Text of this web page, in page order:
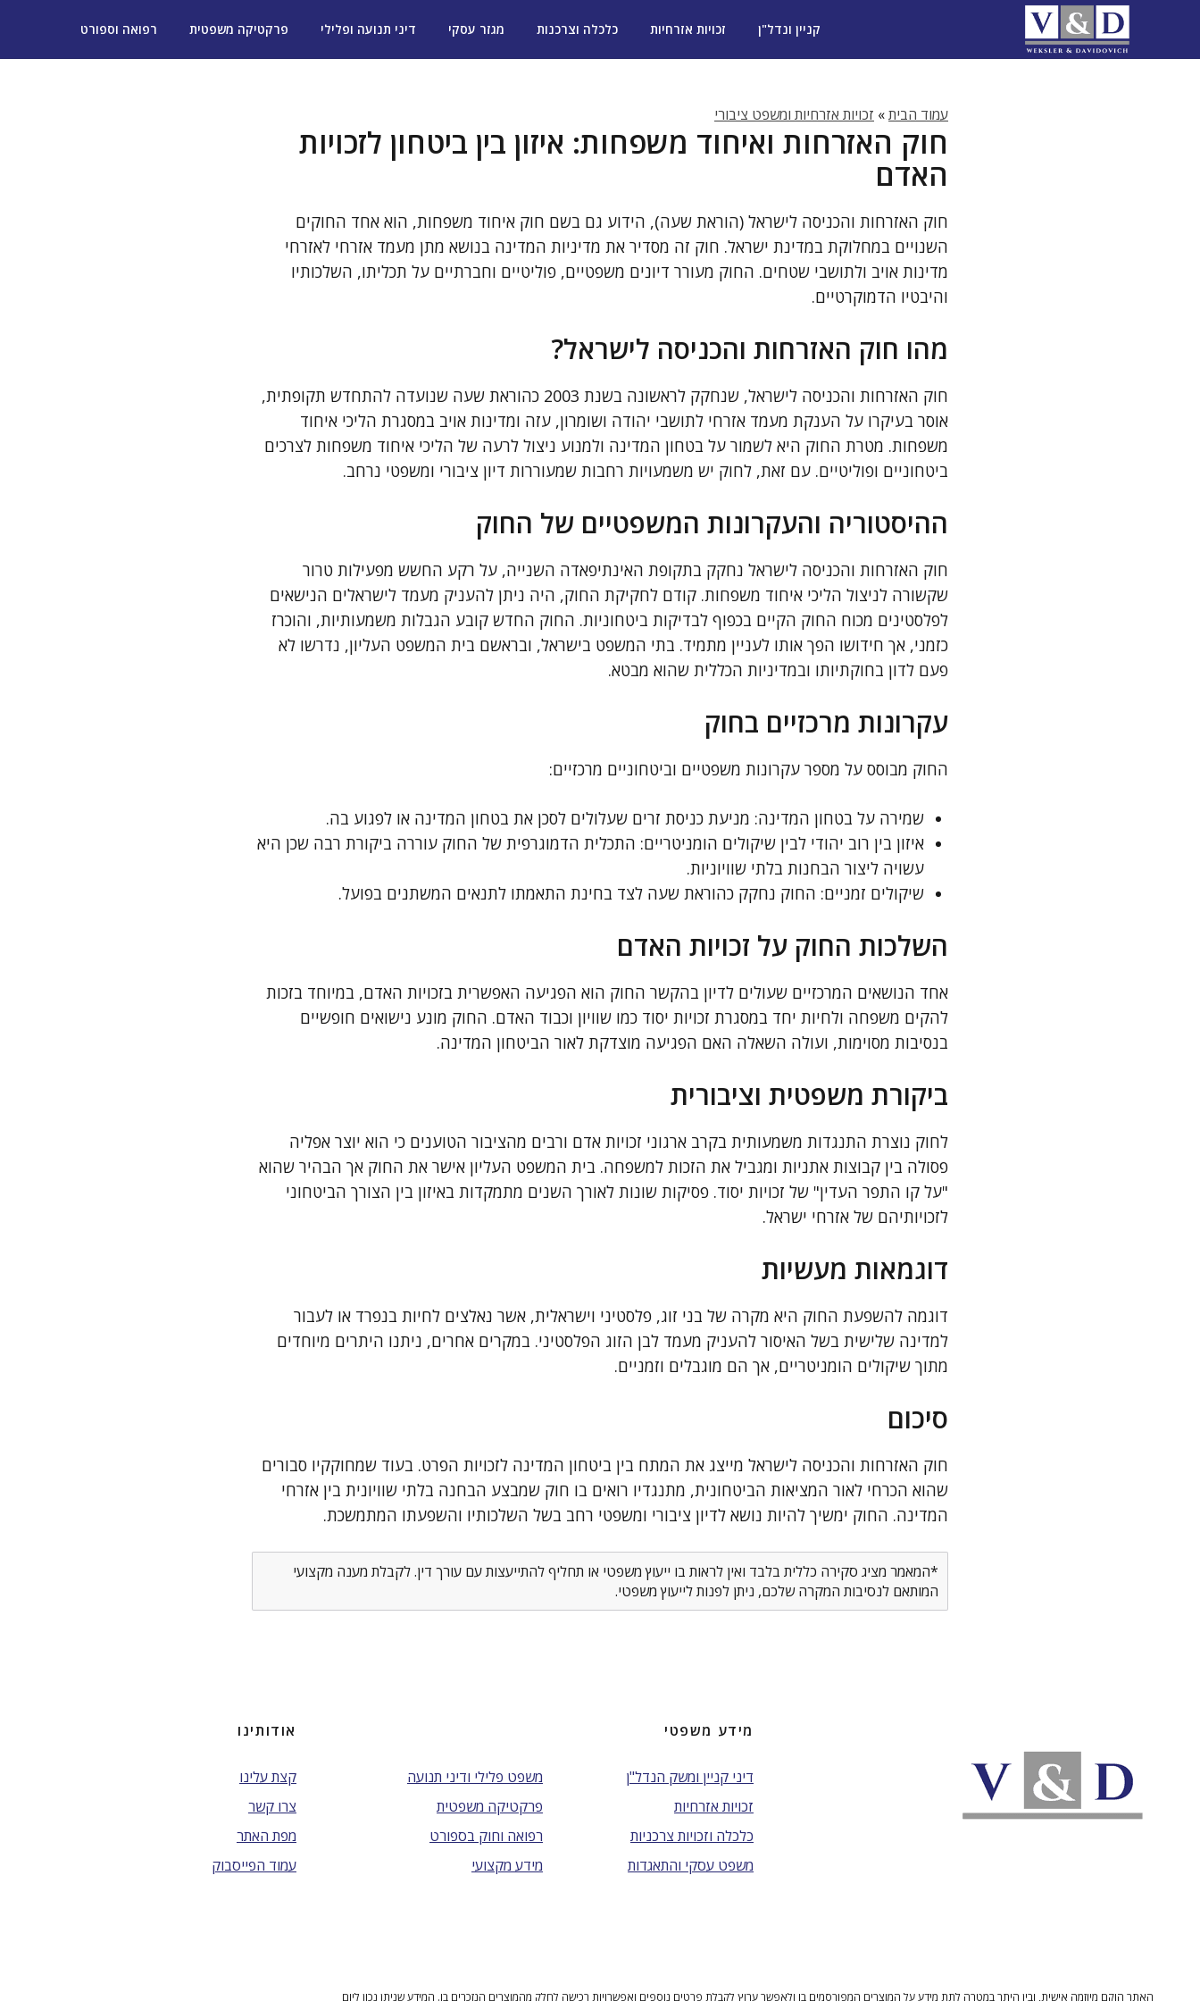
קניין ונדל"ן זכויות אזרחיות כלכלה וצרכנות מגזר עסקי דיני תנועה ופלילי פרקטיקה משפטית רפואה וספורט
עמוד הבית» זכויות אזרחיות ומשפט ציבורי
חוק האזרחות ואיחוד משפחות: איזון בין ביטחון לזכויות
האדם
חוק האזרחות והכניסה לישראל (הוראת שעה), הידוע גם בשם חוק איחוד משפחות, הוא אחד החוקים
השנויים במחלוקת במדינת ישראל. חוק זה מסדיר את מדיניות המדינה בנושא מתן מעמד אזרחי לאזרחי
מדינות אויב ולתושבי שטחים. החוק מעורר דיונים משפטיים, פוליטיים וחברתיים על תכליתו, השלכותיו
והיבטיו הדמוקרטיים.
מהו חוק האזרחות והכניסה לישראל?
חוק האזרחות והכניסה לישראל, שנחקק לראשונה בשנת 2003 כהוראת שעה שנועדה להתחדש תקופתית,
אוסר בעיקרו על הענקת מעמד אזרחי לתושבי יהודה ושומרון, עזה ומדינות אויב במסגרת הליכי איחוד
משפחות. מטרת החוק היא לשמור על בטחון המדינה ולמנוע ניצול לרעה של הליכי איחוד משפחות לצרכים
ביטחוניים ופוליטיים. עם זאת, לחוק יש משמעויות רחבות שמעוררות דיון ציבורי ומשפטי נרחב.
ההיסטוריה והעקרונות המשפטיים של החוק
חוק האזרחות והכניסה לישראל נחקק בתקופת האינתיפאדה השנייה, על רקע החשש מפעילות טרור
שקשורה לניצול הליכי איחוד משפחות. קודם לחקיקת החוק, היה ניתן להעניק מעמד לישראלים הנישאים
לפלסטינים מכוח החוק הקיים בכפוף לבדיקות ביטחוניות. החוק החדש קובע הגבלות משמעותיות, והוכרז
כזמני, אך חידושו הפך אותו לעניין מתמיד. בתי המשפט בישראל, ובראשם בית המשפט העליון, נדרשו לא
פעם לדון בחוקתיותו ובמדיניות הכללית שהוא מבטא.
עקרונות מרכזיים בחוק
החוק מבוסס על מספר עקרונות משפטיים וביטחוניים מרכזיים:
שמירה על בטחון המדינה: מניעת כניסת זרים שעלולים לסכן את בטחון המדינה או לפגוע בה.
איזון בין רוב יהודי לבין שיקולים הומניטריים: התכלית הדמוגרפית של החוק עוררה ביקורת רבה שכן היא
עשויה ליצור הבחנות בלתי שוויוניות.
שיקולים זמניים: החוק נחקק כהוראת שעה לצד בחינת התאמתו לתנאים המשתנים בפועל.
השלכות החוק על זכויות האדם
אחד הנושאים המרכזיים שעולים לדיון בהקשר החוק הוא הפגיעה האפשרית בזכויות האדם, במיוחד בזכות
להקים משפחה ולחיות יחד במסגרת זכויות יסוד כמו שוויון וכבוד האדם. החוק מונע נישואים חופשיים
בנסיבות מסוימות, ועולה השאלה האם הפגיעה מוצדקת לאור הביטחון המדינה.
ביקורת משפטית וציבורית
לחוק נוצרת התנגדות משמעותית בקרב ארגוני זכויות אדם ורבים מהציבור הטוענים כי הוא יוצר אפליה
פסולה בין קבוצות אתניות ומגביל את הזכות למשפחה. בית המשפט העליון אישר את החוק אך הבהיר שהוא
"על קו התפר העדין" של זכויות יסוד. פסיקות שונות לאורך השנים מתמקדות באיזון בין הצורך הביטחוני
לזכויותיהם של אזרחי ישראל.
דוגמאות מעשיות
דוגמה להשפעת החוק היא מקרה של בני זוג, פלסטיני וישראלית, אשר נאלצים לחיות בנפרד או לעבור
למדינה שלישית בשל האיסור להעניק מעמד לבן הזוג הפלסטיני. במקרים אחרים, ניתנו היתרים מיוחדים
מתוך שיקולים הומניטריים, אך הם מוגבלים וזמניים.
סיכום
חוק האזרחות והכניסה לישראל מייצג את המתח בין ביטחון המדינה לזכויות הפרט. בעוד שמחוקקיו סבורים
שהוא הכרחי לאור המציאות הביטחונית, מתנגדיו רואים בו חוק שמבצע הבחנה בלתי שוויונית בין אזרחי
המדינה. החוק ימשיך להיות נושא לדיון ציבורי ומשפטי רחב בשל השלכותיו והשפעתו המתמשכת.
*המאמר מציג סקירה כללית בלבד ואין לראות בו ייעוץ משפטי או תחליף להתייעצות עם עורך דין. לקבלת מענה מקצועי
המותאם לנסיבות המקרה שלכם, ניתן לפנות לייעוץ משפטי.
מידע משפטי
דיני קניין ומשק הנדל"ן
זכויות אזרחיות
כלכלה וזכויות צרכניות
משפט עסקי והתאגדות
משפט פלילי ודיני תנועה
פרקטיקה משפטית
רפואה וחוק בספורט
מידע מקצועי
אודותינו
קצת עלינו
צרו קשר
מפת האתר
עמוד הפייסבוק
האתר הוקם מיוזמה אישית, ובין היתר במטרה לתת מידע על המוצרים המפורסמים בו ולאפשר ערוץ לקבלת פרטים נוספים ואפשרויות רכישה לחלק מהמוצרים הנזכרים בו. המידע שניתן נכון ליום